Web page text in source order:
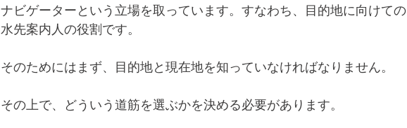
ナビゲーターという立場を取っています。すなわち、目的地に向けての
水先案内人の役割です。
そのためにはまず、目的地と現在地を知っていなければなりません。
その上で、どういう道筋を選ぶかを決める必要があります。